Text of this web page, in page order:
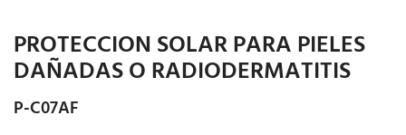
PROTECCION SOLAR PARA PIELES
DAÑADAS O RADIODERMATITIS
P-C07AF